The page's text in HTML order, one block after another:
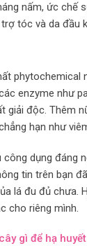
nấm, ức chế
tóc và da đầu
phytochemical
enzyme như
giải độc. Thêm
hạn như
dụng đáng
tin trên bạn
lá đu đủ chưa.
cho riêng mình.
gì để hạ